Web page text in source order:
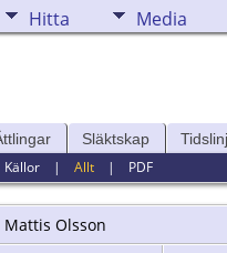
Hitta Media
Släktskap
Källor |Allt | PDF
Mattis Olsson